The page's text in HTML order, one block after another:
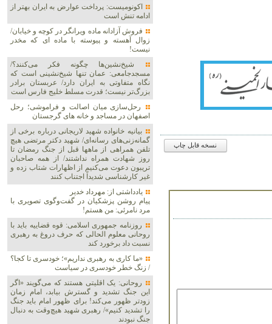
نسخه قابل چاپ
اکونومیست: پرداخت عوارض به ایران بهتر از
ادامه تنش است
فروش آزادانه ماده ویرانگر در کوچه و خیابان/
زوال آهسته و پیوسته با ماده ای که مخدر
نیست!
شیخ‌نشین‌ها چگونه فکر می‌کنند؟/
مسجدجامعی: عمان تنها شیخ‌نشینی است که
نگاه متفاوتی به ایران دارد/ عربستان برادر
بزرگ‌تر نیست؛ قدرت مسلط خلیج فارس است
رحل‌سازی میان اصالت و فراموشی؛ رحل
اصفهان در مساجد و خانه های گرجستان
بیانیه خانواده شهید لاریجانی درباره برخی از
گمانه‌زنی‌های رسانه‌ای/ شهید دکتر مرتضی هیچ
تلفن همراهی از ماهها قبل از جنگ رمضان تا
روز شهادت همراه نداشتند/ از همه صاحبان
تریبون دعوت می‌کنیم از اظهارات شتاب زده و
غیر کارشناسی شدیداً اجتناب کنند
یادداشتی از: مهرداد خدیر
پیام روشن پزشکیان در گفت‌و‌گوی تصویری با
مرد نامرئی: من هستم!
روزنامه جمهوری اسلامی: قوه قضاییه باید با
روحانی معلوم الحالی که حرف دروغ به رهبری
نسبت داد برخورد کند
«ما کاری به رهبری نداریم»؛ خودسری تا کجا؟
/ زنگ خطر خودسری در سیاست
روحانی: یک اقلیتی هستند که می‌گویند «اگر
این جنگ تشدید و گسترش بیابد، امام زمان
زودتر ظهور می‌کند! برای ظهور امام باید جنگ
را تشدید کنیم»/ رهبری شهید هیچ‌وقت به دنبال
جنگ نبودند